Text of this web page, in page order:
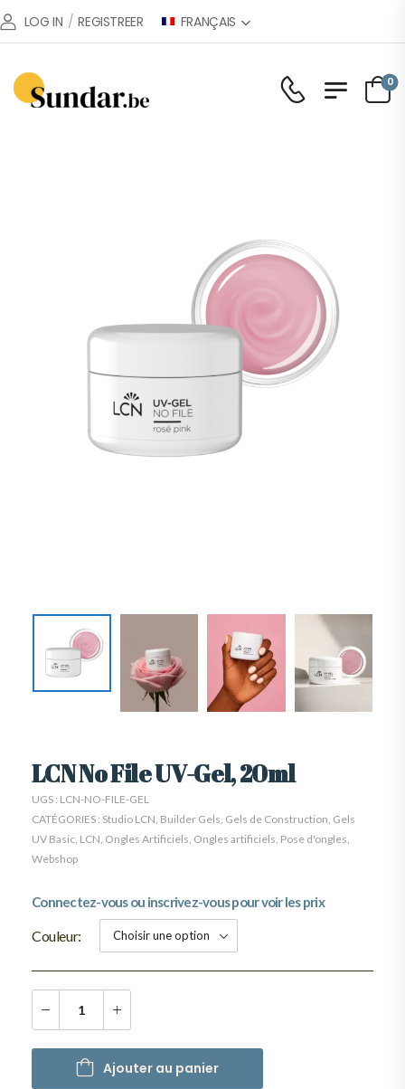
LOG IN / REGISTREER FRANÇAIS
0
LCN No File UV-Gel, 20ml
UGS : LCN-NO-FILE-GEL
CATÉGORIES : Studio LCN Builder Gels Gels de Construction Gels
UV Basic LCN Ongles Artificiels Ongles artificiels Pose d'ongles
Webshop
Connectez-vous ou inscrivez-vous pour voir les prix
Couleur
Ajouter au panier